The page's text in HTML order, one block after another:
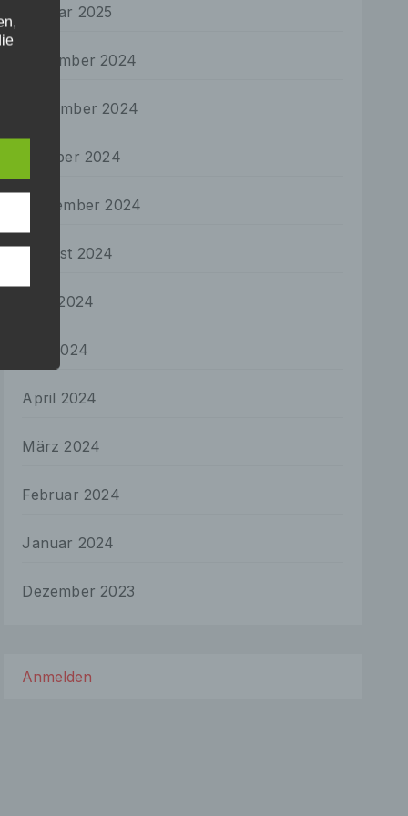
Januar 2025
Dezember 2024
November 2024
Oktober 2024
September 2024
August 2024
Juni 2024
Mai 2024
April 2024
März 2024
Februar 2024
Januar 2024
Dezember 2023
Anmelden